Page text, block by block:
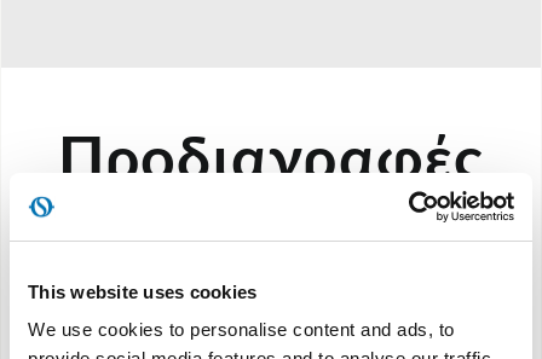
This website uses cookies
We use cookies to personalise content and ads, to
Προδιαγραφές
Ικανότητα ψύξης:8.500 BTU/h **
Ονομαστική ικανότητα ψύξης:
Ηχητική ισχύς: dB (A)61 ****